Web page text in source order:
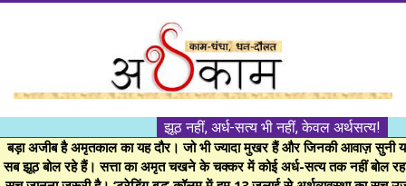
।। झूठ नहीं, अर्ध-सत्य भी नहीं, केवल अर्थसत्य!
बड़ा अजीब है अमृतकाल का यह दौर। जो भी ज्यादा मुखर हैं और जिनकी आवाज़ सुनी
सब झूठ बोल रहे हैं। सत्ता का अमृत चखने के चक्कर में कोई अर्ध-सत्य तक नहीं बोल